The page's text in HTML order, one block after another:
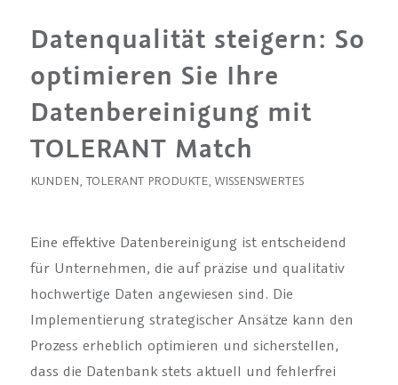
Datenqualität steigern: So
optimieren Sie Ihre
Datenbereinigung mit
TOLERANT Match
KUNDEN TOLERANT PRODUKTE, WISSENSWERTES
Eine effektive Datenbereinigung ist entscheidend
für Unternehmen, die auf präzise und qualitativ
hochwertige Daten angewiesen sind. Die
Implementierung strategischer Ansätze kann den
Prozess erheblich optimieren und sicherstellen,
dass die Datenbank stets aktuell und fehlerfrei